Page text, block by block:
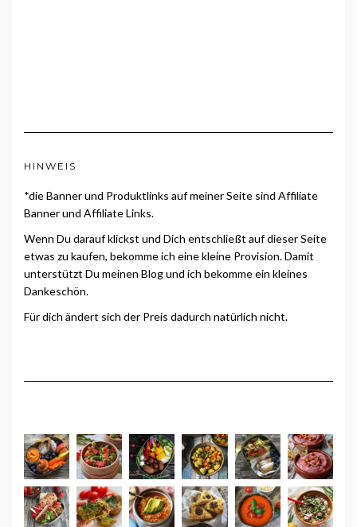
HINWEIS
*die Banner und Produktlinks auf meiner Seite sind Affiliate
Banner und Affiliate Links.
Wenn Du darauf klickst und Dich entschließt auf dieser Seite
etwas zu kaufen, bekomme ich eine kleine Provision. Damit
unterstützt Du meinen Blog und ich bekomme ein kleines
Dankeschön.
Für dich ändert sich der Preis dadurch natürlich nicht.